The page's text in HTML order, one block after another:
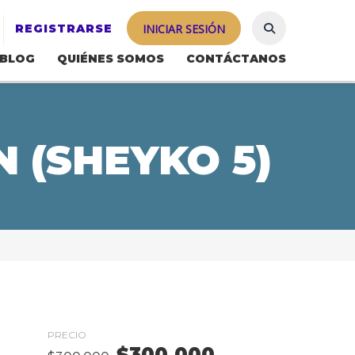
REGISTRARSE INICIAR SESIÓN
BLOG QUIÉNES SOMOS CONTÁCTANOS
(SHEYKO 5)
PRECIO